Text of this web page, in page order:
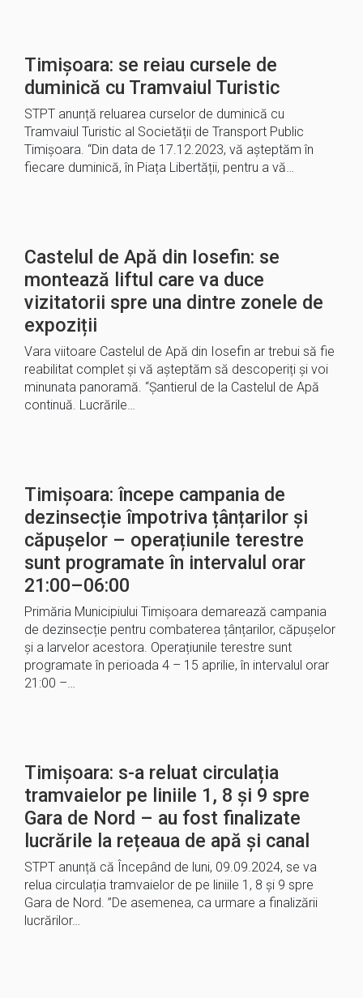
Timișoara: se reiau cursele de
duminică cu Tramvaiul Turistic
STPT anunță reluarea curselor de duminică cu
Tramvaiul Turistic al Societății de Transport Public
Timișoara. “Din data de 17.12.2023, vă așteptăm în
fiecare duminică, în Piața Libertății, pentru a vă…
Castelul de Apă din Iosefin: se
montează liftul care va duce
vizitatorii spre una dintre zonele de
expoziții
Vara viitoare Castelul de Apă din Iosefin ar trebui să fie
reabilitat complet și vă așteptăm să descoperiți și voi
minunata panoramă. “Șantierul de la Castelul de Apă
continuă. Lucrările…
Timișoara: începe campania de
dezinsecție împotriva țânțarilor și
căpușelor – operațiunile terestre
sunt programate în intervalul orar
21:00–06:00
Primăria Municipiului Timișoara demarează campania
de dezinsecție pentru combaterea țânțarilor, căpușelor
și a larvelor acestora. Operațiunile terestre sunt
programate în perioada 4 – 15 aprilie, în intervalul orar
21:00 –…
Timișoara: s-a reluat circulația
tramvaielor pe liniile 1, 8 și 9 spre
Gara de Nord – au fost finalizate
lucrările la rețeaua de apă și canal
STPT anunță că Începând de luni, 09.09.2024, se va
relua circulația tramvaielor de pe liniile 1, 8 și 9 spre
Gara de Nord. ”De asemenea, ca urmare a finalizării
lucrărilor…